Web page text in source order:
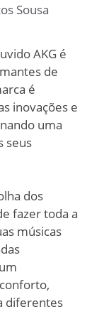
Sousa
AKG é
de
é
inovações e
uma
seus
dos
fazer toda a
músicas
diferentes